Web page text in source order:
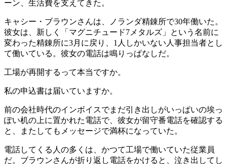
ーン、生活費を支えてきた。
キャシー・ブラウンさんは、ノランダ精錬所で30年働いた。
彼女は、新しく「マグニチュード7メタルズ」という名前に
変わった精錬所に3月に戻り、1人しかいない人事担当者とし
て働いている。彼女の電話は鳴りっぱなしだ。
工場が再開するって本当ですか。
私の申込書は届いていますか。
前の会社時代のインボイスでまだ引き出しがいっぱいの埃っ
ぽい机の上に置かれた電話で、彼女が留守番電話を確認する
と、またしてもメッセージで満杯になっていた。
電話してくる人の多くは、かつて工場で働いていた従業員
だ。ブラウンさんが折り返し電話をかけると、泣き出してし